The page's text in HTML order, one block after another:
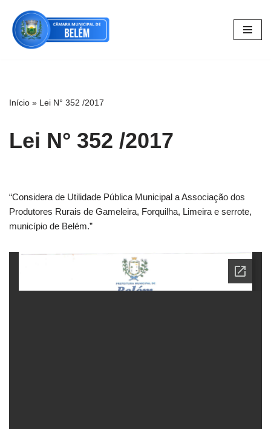
Pular
para
Início » Lei N° 352 /2017
Lei N° 352 /2017
“Considera de Utilidade Pública Municipal a Associação dos
Produtores Rurais de Gameleira, Forquilha, Limeira e serrote,
município de Belém.”